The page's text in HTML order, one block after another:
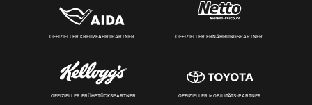
OFFIZIELLER KREUZFAHRTPARTNER OFFIZIELLER ERNÄHRUNGSPARTNER
OFFIZIELLER FRÜHSTÜCKSPARTNER OFFIZIELLER MOBILITÄTS-PARTNER